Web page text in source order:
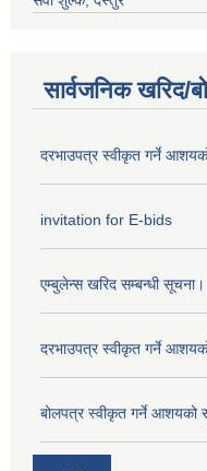
सार्वजनिक खरिद/
दरभाउपत्र स्वीकृत गर्ने
invitation for E-bids
एम्बुलेन्स खरिद सम्बन्धी सूचना।
दरभाउपत्र स्वीकृत गर्ने
बोलपत्र स्वीकृत गर्ने आशयको